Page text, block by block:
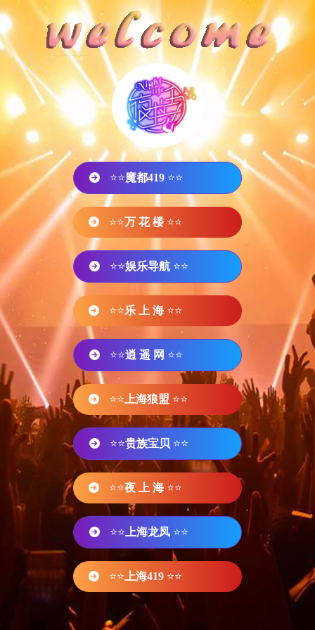
⭐⭐魔都419 ⭐⭐
⭐⭐万 花 楼 ⭐⭐
⭐⭐娱乐导航 ⭐⭐
⭐⭐乐 上 海 ⭐⭐
⭐⭐逍 遥 网 ⭐⭐
⭐⭐ 上海狼盟 ⭐⭐
⭐⭐贵族宝贝 ⭐⭐
⭐⭐夜 上 海 ⭐⭐
⭐⭐ 上海龙凤 ⭐⭐
⭐⭐ 上海419 ⭐⭐